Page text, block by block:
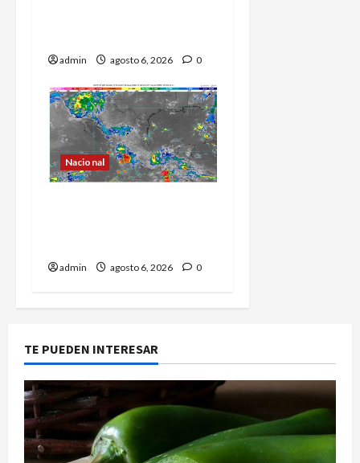
admin agosto 6, 2026 0
Nacional
admin agosto 6, 2026 0
TE PUEDEN INTERESAR